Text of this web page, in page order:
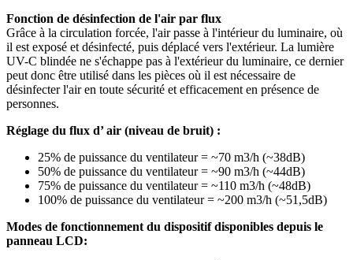
Fonction de désinfection de l'air par flux
Grâce à la circulation forcée, l'air passe à l'intérieur du luminaire, où
il est exposé et désinfecté, puis déplacé vers l'extérieur. La lumière
UV-C blindée ne s'échappe pas à l'extérieur du luminaire, ce dernier
peut donc être utilisé dans les pièces où il est nécessaire de
désinfecter l'air en toute sécurité et efficacement en présence de
personnes.
Réglage du flux d’ air (niveau de bruit) :
25% de puissance du ventilateur = ~70 m3/h (~38dB)
50% de puissance du ventilateur = ~90 m3/h (~44dB)
75% de puissance du ventilateur = ~110 m3/h (~48dB)
100% de puissance du ventilateur = ~200 m3/h (~51,5dB)
Modes de fonctionnement du dispositif disponibles depuis le
panneau LCD: